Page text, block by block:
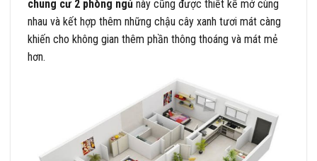
chung cư 2 phòng ngủ này cũng được thiết kế mở cùng
nhau và kết hợp thêm những chậu cây xanh tươi mát càng
khiến cho không gian thêm phần thông thoáng và mát mẻ
hơn.